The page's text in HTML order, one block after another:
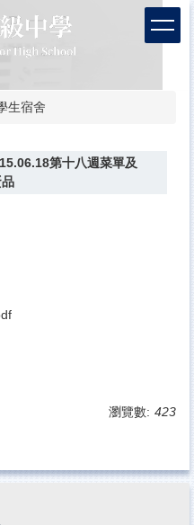
生宿舍
第十八週菜單及
瀏覽數: 423